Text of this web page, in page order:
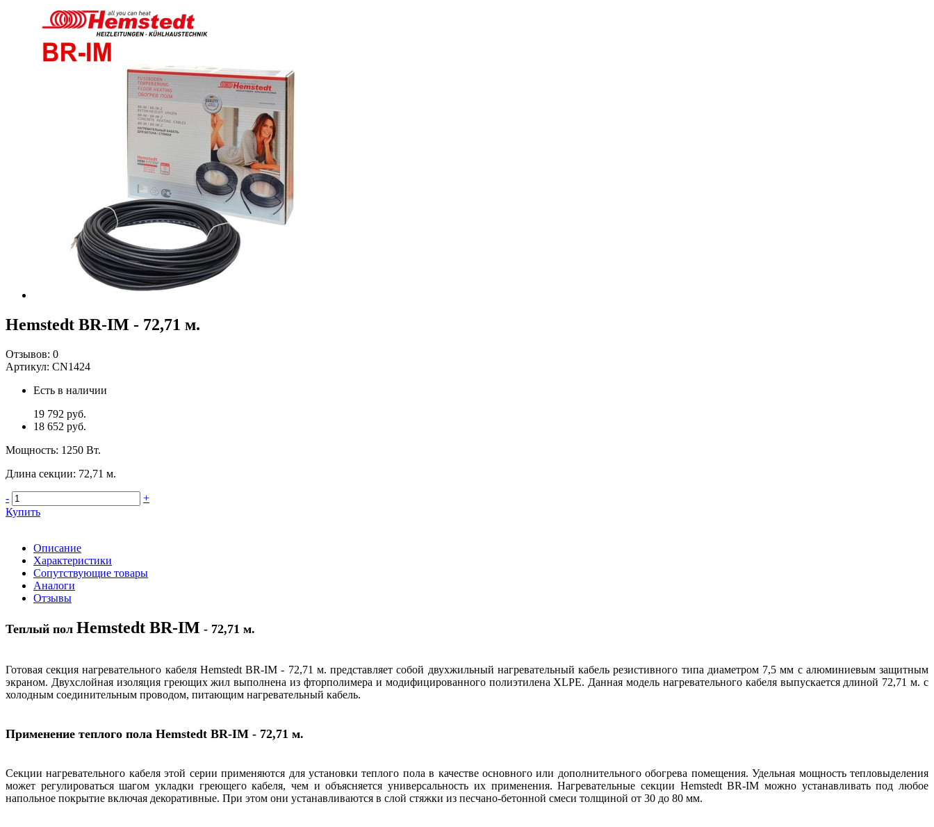
Hemstedt BR-IM - 72,71 м.
Отзывов: 0
Артикул: CN1424
Есть в наличии
19 792 руб.
18 652 руб.
Мощность: 1250 Вт.
Длина секции: 72,71 м.
-
+
Купить
Описание
Характеристики
Сопутствующие товары
Аналоги
Отзывы
Теплый пол Hemstedt BR-IM - 72,71 м.
Готовая секция нагревательного кабеля Hemstedt BR-IM - 72,71 м. представляет собой двухжильный нагревательный кабель резистивного типа диаметром 7,5 мм с алюминиевым защитным
экраном. Двухслойная изоляция греющих жил выполнена из фторполимера и модифицированного полиэтилена XLPE. Данная модель нагревательного кабеля выпускается длиной 72,71 м. с
холодным соединительным проводом, питающим нагревательный кабель.
Применение теплого пола Hemstedt BR-IM - 72,71 м.
Секции нагревательного кабеля этой серии применяются для установки теплого пола в качестве основного или дополнительного обогрева помещения. Удельная мощность тепловыделения
может регулироваться шагом укладки греющего кабеля, чем и объясняется универсальность их применения. Нагревательные секции Hemstedt BR-IM можно устанавливать под любое
напольное покрытие включая декоративные. При этом они устанавливаются в слой стяжки из песчано-бетонной смеси толщиной от 30 до 80 мм.